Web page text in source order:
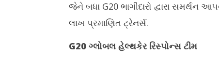
જેને બધા G20 ભાગીદારો દ્વારા સમર્થન
લાખ પ્રમાણિત ટ્રેનર્સ.
G20 ગ્લોબલ હેલ્થકેર રિસ્પોન્સ ટીમ